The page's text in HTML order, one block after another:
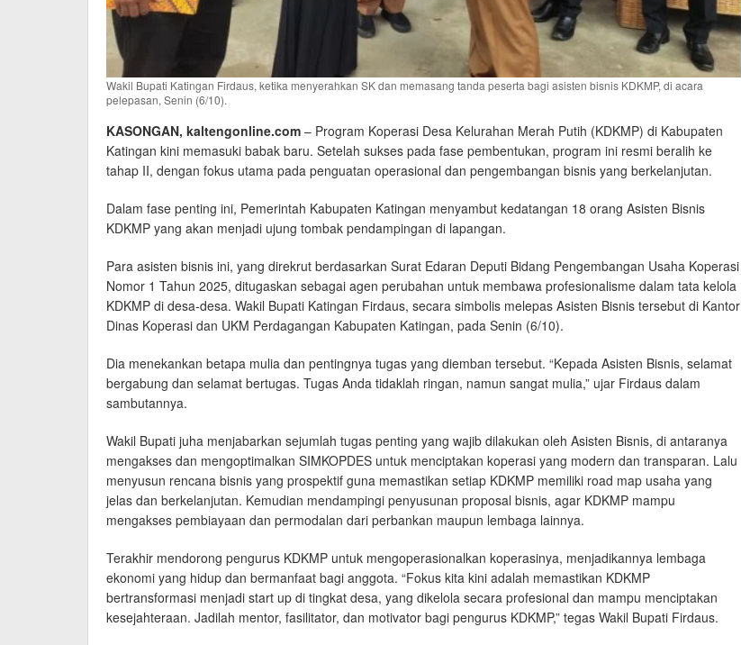
Wakil Bupati Katingan Firdaus, ketika menyerahkan SK dan memasang tanda peserta bagi asisten bisnis KDKMP, di acara
pelepasan, Senin (6/10).
KASONGAN, kaltengonline.com – Program Koperasi Desa Kelurahan Merah Putih (KDKMP) di Kabupaten
Katingan kini memasuki babak baru. Setelah sukses pada fase pembentukan, program ini resmi beralih ke
tahap II, dengan fokus utama pada penguatan operasional dan pengembangan bisnis yang berkelanjutan.
Dalam fase penting ini, Pemerintah Kabupaten Katingan menyambut kedatangan 18 orang Asisten Bisnis
KDKMP yang akan menjadi ujung tombak pendampingan di lapangan.
Para asisten bisnis ini, yang direkrut berdasarkan Surat Edaran Deputi Bidang Pengembangan Usaha Koperasi
Nomor 1 Tahun 2025, ditugaskan sebagai agen perubahan untuk membawa profesionalisme dalam tata kelola
KDKMP di desa-desa. Wakil Bupati Katingan Firdaus, secara simbolis melepas Asisten Bisnis tersebut di Kantor
Dinas Koperasi dan UKM Perdagangan Kabupaten Katingan, pada Senin (6/10).
Dia menekankan betapa mulia dan pentingnya tugas yang diemban tersebut. “Kepada Asisten Bisnis, selamat
bergabung dan selamat bertugas. Tugas Anda tidaklah ringan, namun sangat mulia,” ujar Firdaus dalam
sambutannya.
Wakil Bupati juha menjabarkan sejumlah tugas penting yang wajib dilakukan oleh Asisten Bisnis, di antaranya
mengakses dan mengoptimalkan SIMKOPDES untuk menciptakan koperasi yang modern dan transparan. Lalu
menyusun rencana bisnis yang prospektif guna memastikan setiap KDKMP memiliki road map usaha yang
jelas dan berkelanjutan. Kemudian mendampingi penyusunan proposal bisnis, agar KDKMP mampu
mengakses pembiayaan dan permodalan dari perbankan maupun lembaga lainnya.
Terakhir mendorong pengurus KDKMP untuk mengoperasionalkan koperasinya, menjadikannya lembaga
ekonomi yang hidup dan bermanfaat bagi anggota. “Fokus kita kini adalah memastikan KDKMP
bertransformasi menjadi start up di tingkat desa, yang dikelola secara profesional dan mampu menciptakan
kesejahteraan. Jadilah mentor, fasilitator, dan motivator bagi pengurus KDKMP,” tegas Wakil Bupati Firdaus.